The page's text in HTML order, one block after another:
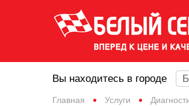
Главная Услуги
Вы находитесь в городе